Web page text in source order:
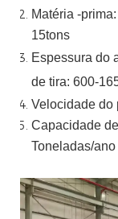
Matéria -
15tons
Espessura do
de tira: 600-
Velocidade do
Capacidade
Toneladas/ano